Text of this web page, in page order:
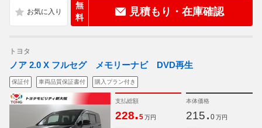
無
料
見積もり・在庫確認
トヨタ
ノア 2.0 X フルセグ メモリーナビ DVD再生
保証付 車両品質保証書付 購入プラン付き
支払総額
228.5 万円
本体価格
215. 0 万円